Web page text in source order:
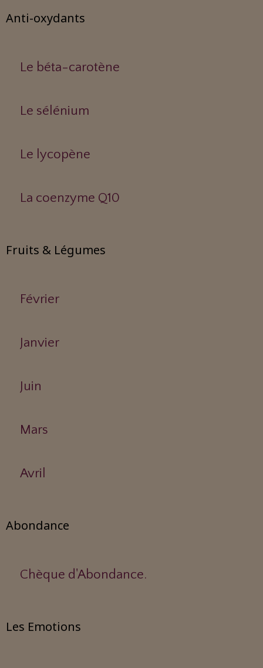
Anti-oxydants
Le béta-carotène
Le sélénium
Le lycopène
La coenzyme Q10
Fruits & Légumes
Février
Janvier
Juin
Mars
Avril
Abondance
Chèque d'Abondance.
Les Emotions